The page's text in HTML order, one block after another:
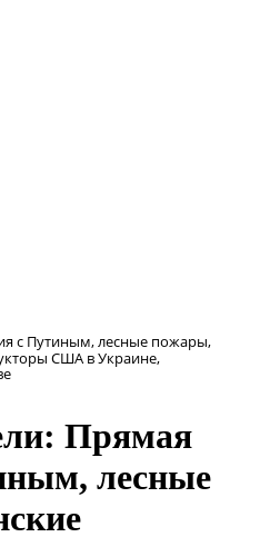
с Путиным, лесные пожары,
США в Украине,
Прямая
лесные